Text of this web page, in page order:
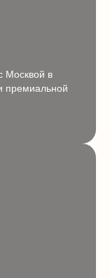
Москвой в
премиальной